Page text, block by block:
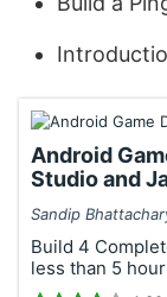
Android
Studio and
Sandip
Build 4
less than 5